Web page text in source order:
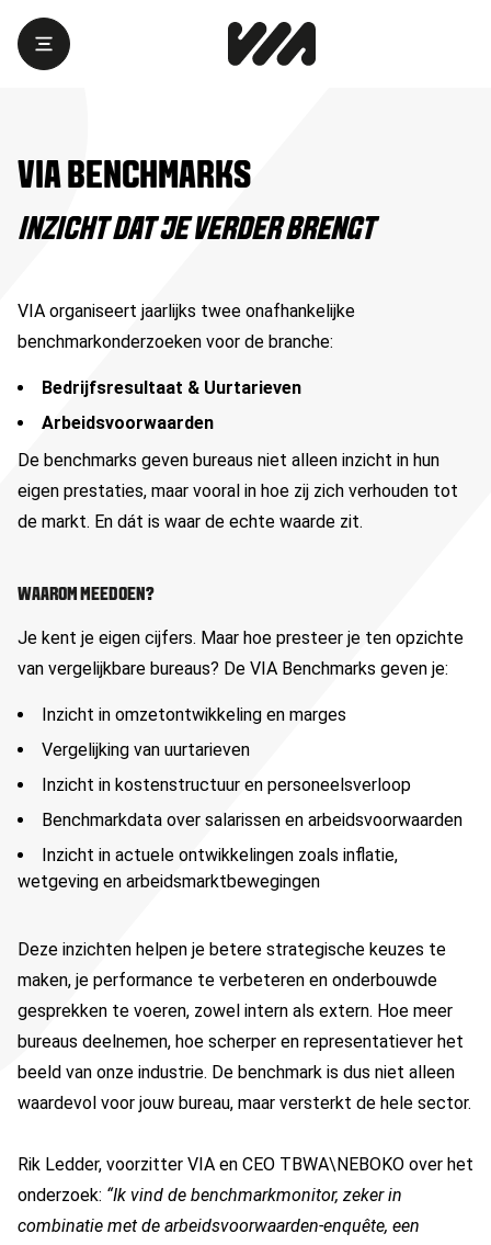
VIA BENCHMARKS
INZICHT DAT JE VERDER BRENGT
VIA organiseert jaarlijks twee onafhankelijke
benchmarkonderzoeken voor de branche:
Bedrijfsresultaat & Uurtarieven
Arbeidsvoorwaarden
De benchmarks geven bureaus niet alleen inzicht in hun
eigen prestaties, maar vooral in hoe zij zich verhouden tot
de markt. En dát is waar de echte waarde zit.
WAAROM MEEDOEN?
Je kent je eigen cijfers. Maar hoe presteer je ten opzichte
van vergelijkbare bureaus? De VIA Benchmarks geven je:
Inzicht in omzetontwikkeling en marges
Vergelijking van uurtarieven
Inzicht in kostenstructuur en personeelsverloop
Benchmarkdata over salarissen en arbeidsvoorwaarden
Inzicht in actuele ontwikkelingen zoals inflatie,
wetgeving en arbeidsmarktbewegingen
Deze inzichten helpen je betere strategische keuzes te
maken, je performance te verbeteren en onderbouwde
gesprekken te voeren, zowel intern als extern. Hoe meer
bureaus deelnemen, hoe scherper en representatiever het
beeld van onze industrie. De benchmark is dus niet alleen
waardevol voor jouw bureau, maar versterkt de hele sector.
Rik Ledder, voorzitter VIA en CEO TBWA\NEBOKO over het
onderzoek: “Ik vind de benchmarkmonitor, zeker in
combinatie met de arbeidsvoorwaarden-enquête, een